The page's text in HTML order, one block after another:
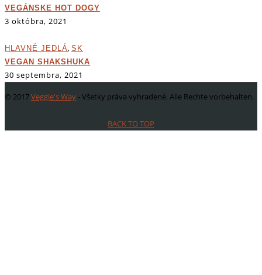
VEGÁNSKE HOT DOGY
3 októbra, 2021
HLAVNÉ JEDLÁ , SK
VEGAN SHAKSHUKA
30 septembra, 2021
© 2017Veggie's Way - Všetky práva vyhradené. Alle Rechte vorbehalten.
BACK TO TOP